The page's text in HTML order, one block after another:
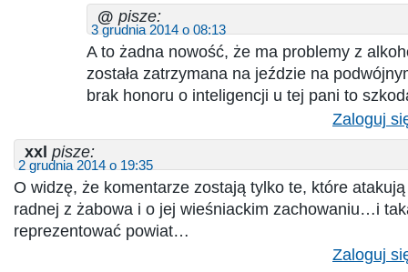
@ pisze:
3 grudnia 2014 o 08:13
A to żadna nowość, że ma problemy z
została zatrzymana na jeździe na
brak honoru o inteligencji u tej pani to
Zaloguj
xxl pisze:
2 grudnia 2014 o 19:35
O widzę, że komentarze zostają tylko te, które atakują
radnej z żabowa i o jej wieśniackim zachowaniu…i
reprezentować powiat…
Zaloguj